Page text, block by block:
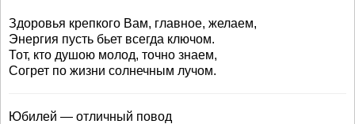
Здоровья крепкого Вам, главное, желаем,
Энергия пусть бьет всегда ключом.
Тот, кто душою молод, точно знаем,
Согрет по жизни солнечным лучом.
Юбилей — отличный повод